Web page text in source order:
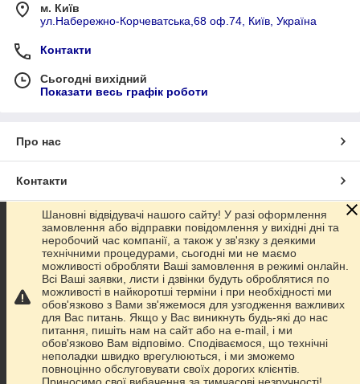
м. Київ
ул.Набережно-Корчеватська,68 оф.74, Київ, Україна
Контакти
Сьогодні вихідний
Показати весь графік роботи
Про нас
Контакти
Доставка та оплата
Графік роботи
Повна версія сайту
Сайт створено на маркетплейсіProm.ua
Політика конфіденційності
Шановні відвідувачі нашого сайту! У разі оформлення
замовлення або відправки повідомлення у вихідні дні та
неробочий час компанії, а також у зв'язку з деякими
технічними процедурами, сьогодні ми не маємо
можливості обробляти Ваші замовлення в режимі онлайн.
Всі Ваші заявки, листи і дзвінки будуть оброблятися по
можливості в найкоротші терміни і при необхідності ми
обов'язково з Вами зв'яжемося для узгодження важливих
для Вас питань. Якщо у Вас виникнуть будь-які до нас
питання, пишіть нам на сайт або на e-mail, і ми
обов'язково Вам відповімо. Сподіваємося, що технічні
неполадки швидко врегулюються, і ми зможемо
повноцінно обслуговувати своїх дорогих клієнтів.